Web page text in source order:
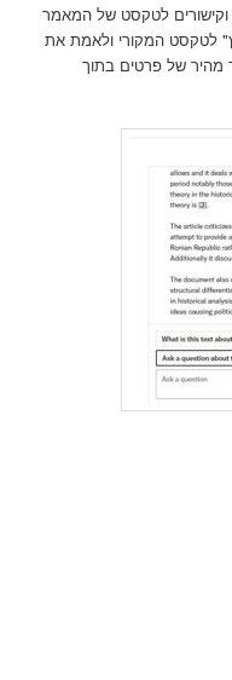
וקישורים לטקסט של המאמר
לטקסט המקורי ולאמת את
מהיר של פרטים בתוך